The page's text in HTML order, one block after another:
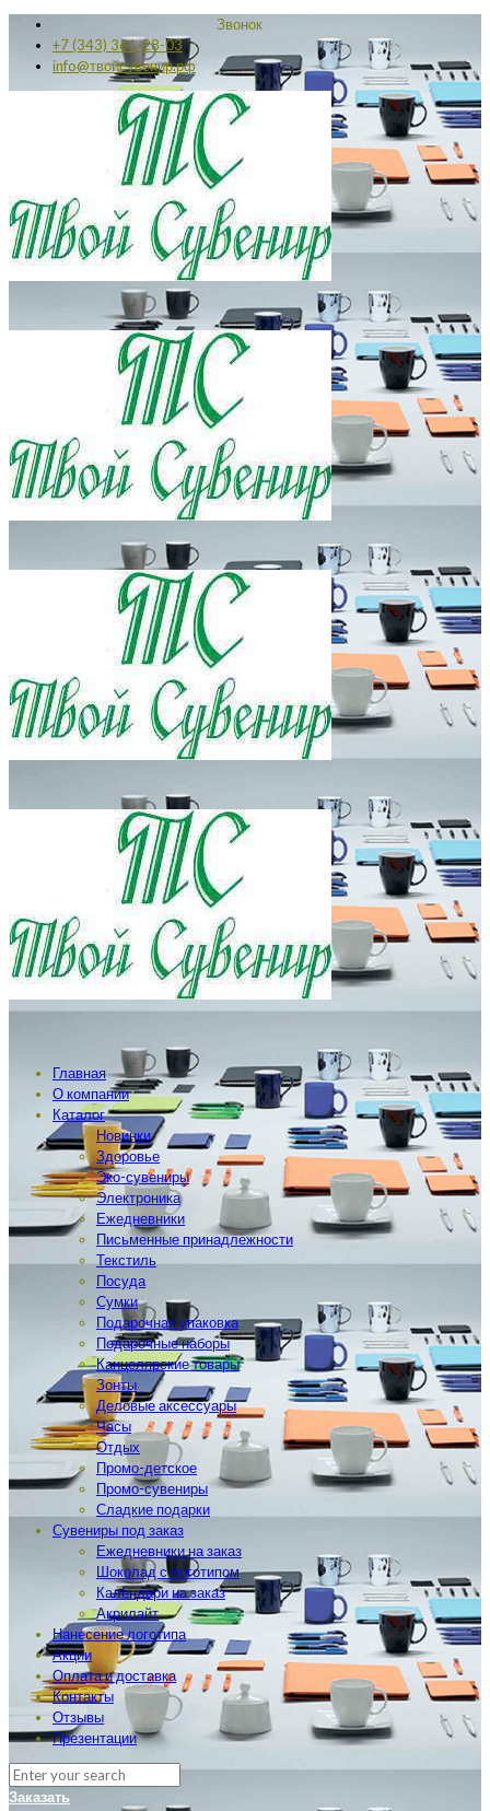
Звонок
+7 (343) 361-28-03
info@твойсувенир.рф
Главная
О компании
Каталог
Новинки
Здоровье
Эко-сувениры
Электроника
Ежедневники
Письменные принадлежности
Текстиль
Посуда
Сумки
Подарочная упаковка
Подарочные наборы
Канцелярские товары
Зонты
Деловые аксессуары
Часы
Отдых
Промо-детское
Промо-сувениры
Сладкие подарки
Сувениры под заказ
Ежедневники на заказ
Шоколад с логотипом
Календари на заказ
Акрилайт
Нанесение логотипа
Акции
Оплата и доставка
Контакты
Отзывы
Презентации
Заказать